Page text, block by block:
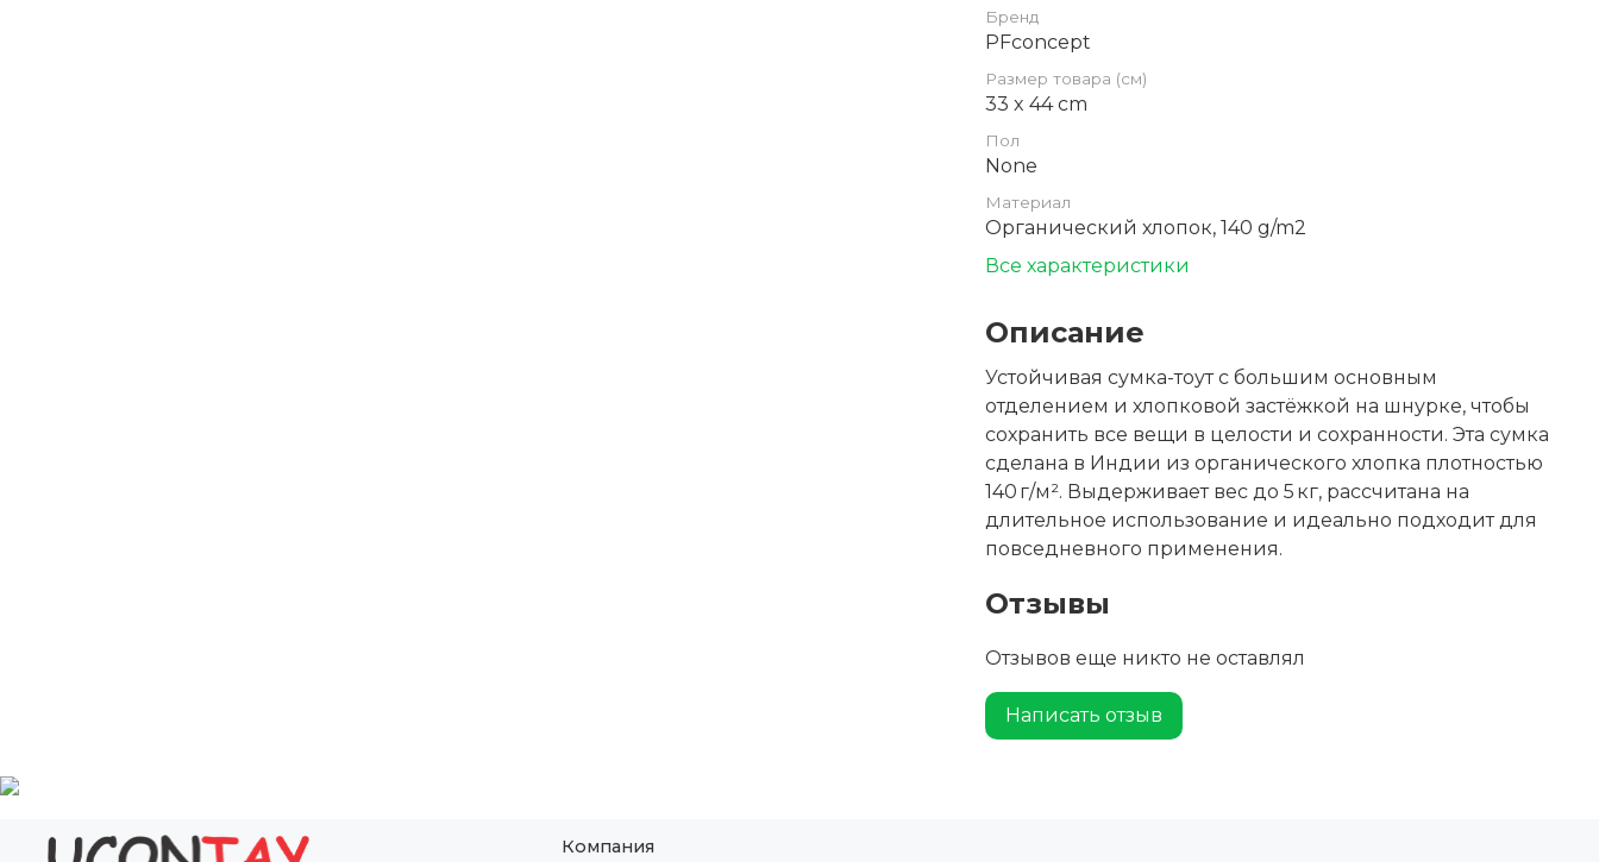
Бренд
PFconcept
Размер товара (см)
33 x 44 cm
Пол
None
Материал
Органический хлопок, 140 g/m2
Все характеристики
Описание
Устойчивая сумка-тоут с большим основным
отделением и хлопковой застёжкой на шнурке, чтобы
сохранить все вещи в целости и сохранности. Эта сумка
сделана в Индии из органического хлопка плотностью
140 г/м². Выдерживает вес до 5 кг, рассчитана на
длительное использование и идеально подходит для
повседневного применения.
Отзывы
Отзывов еще никто не оставлял
Написать отзыв
Компания